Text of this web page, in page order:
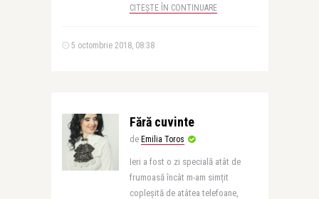
CITEȘTE ÎN CONTINUARE
5 octombrie 2018, 08:38
Fără cuvinte
de Emilia Toros
Ieri a fost o zi specială atât de
frumoasă încât m-am simțit
copleșită de atâtea telefoane,